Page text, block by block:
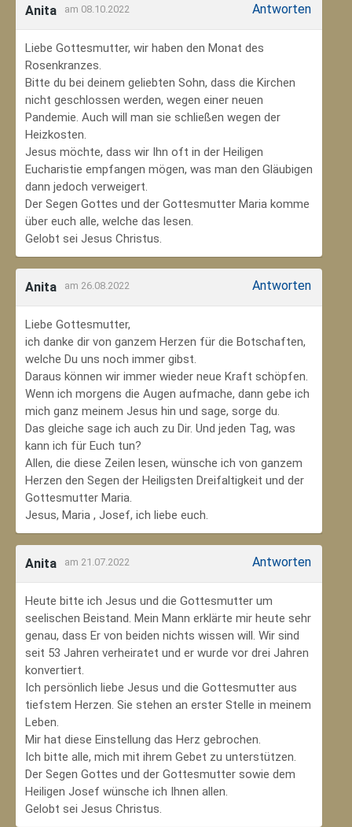
Anita am 08.10.2022 Antworten
Liebe Gottesmutter, wir haben den Monat des
Rosenkranzes.
Bitte du bei deinem geliebten Sohn, dass die Kirchen
nicht geschlossen werden, wegen einer neuen
Pandemie. Auch will man sie schließen wegen der
Heizkosten.
Jesus möchte, dass wir Ihn oft in der Heiligen
Eucharistie empfangen mögen, was man den Gläubigen
dann jedoch verweigert.
Der Segen Gottes und der Gottesmutter Maria komme
über euch alle, welche das lesen.
Gelobt sei Jesus Christus.
Anita am 26.08.2022 Antworten
Liebe Gottesmutter,
ich danke dir von ganzem Herzen für die Botschaften,
welche Du uns noch immer gibst.
Daraus können wir immer wieder neue Kraft schöpfen.
Wenn ich morgens die Augen aufmache, dann gebe ich
mich ganz meinem Jesus hin und sage, sorge du.
Das gleiche sage ich auch zu Dir. Und jeden Tag, was
kann ich für Euch tun?
Allen, die diese Zeilen lesen, wünsche ich von ganzem
Herzen den Segen der Heiligsten Dreifaltigkeit und der
Gottesmutter Maria.
Jesus, Maria , Josef, ich liebe euch.
Anita am 21.07.2022 Antworten
Heute bitte ich Jesus und die Gottesmutter um
seelischen Beistand. Mein Mann erklärte mir heute sehr
genau, dass Er von beiden nichts wissen will. Wir sind
seit 53 Jahren verheiratet und er wurde vor drei Jahren
konvertiert.
Ich persönlich liebe Jesus und die Gottesmutter aus
tiefstem Herzen. Sie stehen an erster Stelle in meinem
Leben.
Mir hat diese Einstellung das Herz gebrochen.
Ich bitte alle, mich mit ihrem Gebet zu unterstützen.
Der Segen Gottes und der Gottesmutter sowie dem
Heiligen Josef wünsche ich Ihnen allen.
Gelobt sei Jesus Christus.